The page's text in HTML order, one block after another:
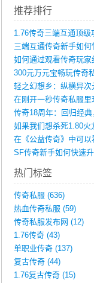
推荐排行
在刚开一秒传奇私服
如果我们想杀死1.80火
在《公益传奇》中可以
热门标签
传奇私服 (636)
热血传奇私服 (59)
传奇私服发布网 (12)
1.76传奇 (43)
单职业传奇 (137)
复古传奇 (44)
1.76复古传奇 (15)